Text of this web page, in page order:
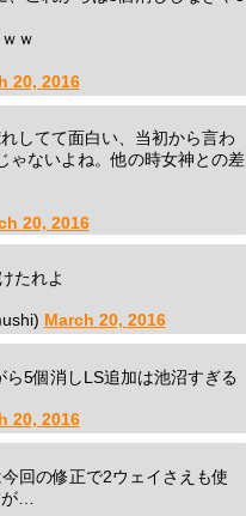
ｗ
20, 2016
してて面白い、当初から言わ
ゃないよね。他の時女神との差
20, 2016
たれよ
March 20, 2016
5個消しLS追加は池沼すぎる
20, 2016
回の修正で2ウェイさえも使
…